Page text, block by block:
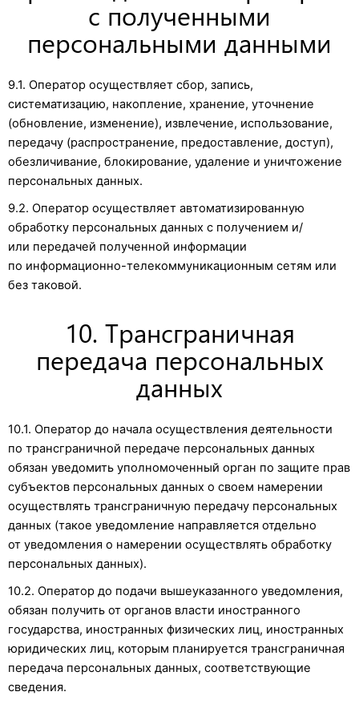
с полученными
персональными данными
9.1. Оператор осуществляет сбор, запись,
систематизацию, накопление, хранение, уточнение
(обновление, изменение), извлечение, использование,
передачу (распространение, предоставление, доступ),
обезличивание, блокирование, удаление и уничтожение
персональных данных.
9.2. Оператор осуществляет автоматизированную
обработку персональных данных с получением и/
или передачей полученной информации
по информационно-телекоммуникационным сетям или
без таковой.
10. Трансграничная
передача персональных
данных
10.1. Оператор до начала осуществления деятельности
по трансграничной передаче персональных данных
обязан уведомить уполномоченный орган по защите прав
субъектов персональных данных о своем намерении
осуществлять трансграничную передачу персональных
данных (такое уведомление направляется отдельно
от уведомления о намерении осуществлять обработку
персональных данных).
10.2. Оператор до подачи вышеуказанного уведомления,
обязан получить от органов власти иностранного
государства, иностранных физических лиц, иностранных
юридических лиц, которым планируется трансграничная
передача персональных данных, соответствующие
сведения.